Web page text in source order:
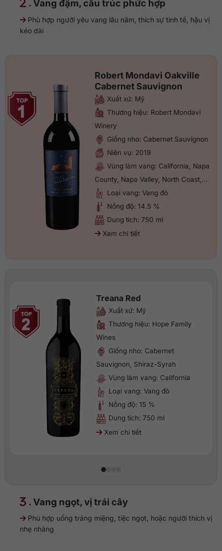
. Vang đậm, cấu trúc phức hợp
Phù hợp người yêu vang lâu năm, thích sự tinh tế, hậu vị
kéo dài
Robert Mondavi Oakville
Cabernet Sauvignon
Xuất xứ: Mỹ
Thương hiệu: Robert Mondavi
Winery
Giống nho: Cabernet Sauvignon
Niên vụ: 2019
Vùng làm vang: California, Napa
County, Napa Valley, North Coast,…
Loại vang: Vang đỏ
Nồng độ: 14.5 %
Dung tích: 750 ml
Xem chi tiết
Treana Red
Xuất xứ: Mỹ
Thương hiệu: Hope Family
Wines
Giống nho: Cabernet
Sauvignon, Shiraz-Syrah
Vùng làm vang: California
Loại vang: Vang đỏ
Nồng độ: 15 %
Dung tích: 750 ml
Xem chi tiết
. Vang ngọt, vị trái cây
Phù hợp uống tráng miệng, tiệc ngọt, hoặc người thích vị
nhẹ nhàng